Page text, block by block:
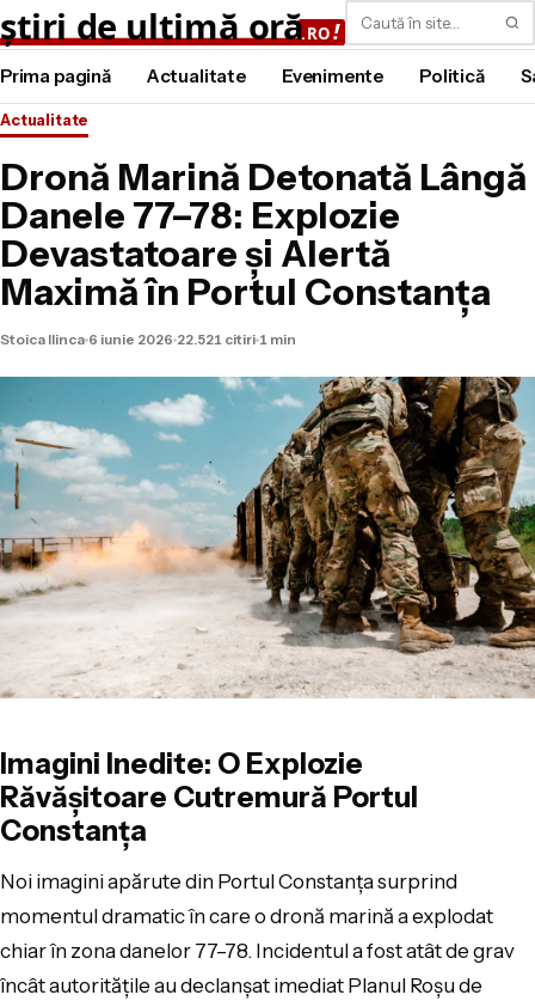
Caută
Prima pagină Actualitate Evenimente Politică
Actualitate
Dronă Marină Detonată Lângă
Danele 77–78: Explozie
Devastatoare și Alertă
Maximă în Portul Constanța
Stoica Ilinca 6 iunie 2026 22.521 citiri 1 min
Imagini Inedite: O Explozie
Răvășitoare Cutremură Portul
Constanța
Noi imagini apărute din Portul Constanța surprind
momentul dramatic în care o dronă marină a explodat
chiar în zona danelor 77–78. Incidentul a fost atât de grav
încât autoritățile au declanșat imediat Planul Roșu de